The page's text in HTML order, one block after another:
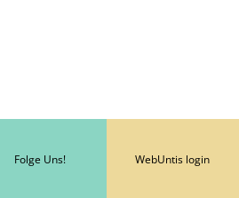
Folge Uns! WebUntis login